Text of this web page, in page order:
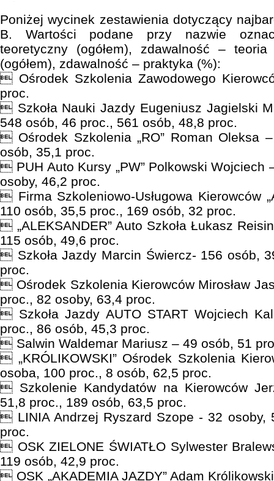
Poniżej wycinek zestawienia dotyczący
B. Wartości podane przy nazwie
teoretyczny (ogółem), zdawalność –
(ogółem), zdawalność – praktyka (%):
 Ośrodek Szkolenia Zawodowego
proc.
 Szkoła Nauki Jazdy Eugeniusz Jagielski
548 osób, 46 proc., 561 osób, 48,8 proc.
 Ośrodek Szkolenia „RO” Roman Oleksa
osób, 35,1 proc.
 PUH Auto Kursy „PW” Polkowski Wojciech
osoby, 46,2 proc.
 Firma Szkoleniowo-Usługowa Kierowców
110 osób, 35,5 proc., 169 osób, 32 proc.
 „ALEKSANDER” Auto Szkoła Łukasz
115 osób, 49,6 proc.
 Szkoła Jazdy Marcin Świercz- 156 osób,
proc.
 Ośrodek Szkolenia Kierowców Mirosław
proc., 82 osoby, 63,4 proc.
 Szkoła Jazdy AUTO START Wojciech
proc., 86 osób, 45,3 proc.
 Salwin Waldemar Mariusz – 49 osób, 51
 „KRÓLIKOWSKI” Ośrodek Szkolenia
osoba, 100 proc., 8 osób, 62,5 proc.
 Szkolenie Kandydatów na Kierowców
51,8 proc., 189 osób, 63,5 proc.
 LINIA Andrzej Ryszard Szope - 32 osoby,
proc.
 OSK ZIELONE ŚWIATŁO Sylwester
119 osób, 42,9 proc.
 OSK „AKADEMIA JAZDY” Adam